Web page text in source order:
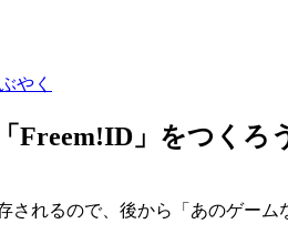
やく
Freem!ID 」をつくろ
されるので、後から「あのゲーム